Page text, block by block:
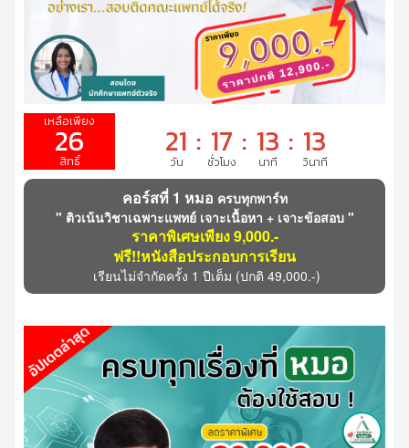
21 : 17 : 13 : 12
26
คอร์สที่ 1 หมอ ครบทุกพาร์ท
" ติวเน้นวิชาเฉพาะแพทย์ เจาะเนื้อหา + เจาะข้อสอบ "
ราคาพิเศษเพียง 9,000.-
ฟรี!!หนังสือประกอบการเรียน
เรียนไม่จำกัดครั้ง 1 ปีเต็ม (ปกติ 49,000.-)